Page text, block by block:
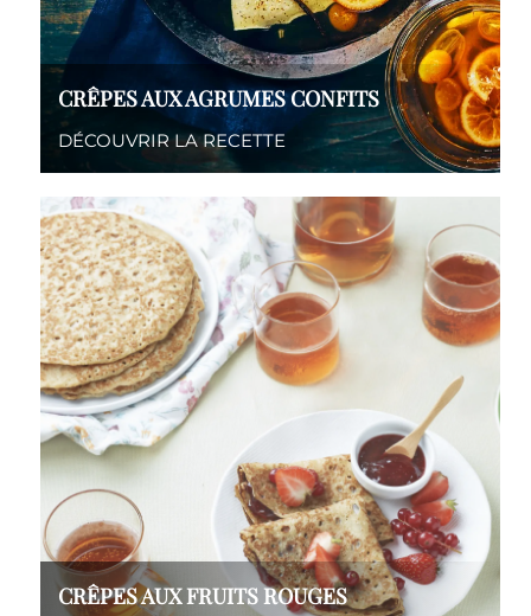
CRÊPES AUX AGRUMES CONFITS
DÉCOUVRIR LA RECETTE
CRÊPES AUX FRUITS ROUGES